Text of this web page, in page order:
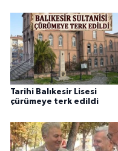
Tarihi Balıkesir Lisesi
çürümeye terk edildi